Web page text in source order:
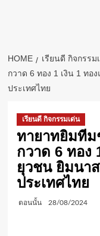
HOME เรียนดี กิจกรรม
กวาด 6 ทอง 1 เงิน 1 ท
ประเทศไทย
เรียนดี กิจกรรมเด่น
ทายาทยิมทีม
กวาด 6 ทอง
ยุวชน ยิมนา
ประเทศไทย
ตอนนั้น 28/08/2024